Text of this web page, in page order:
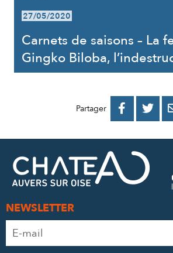
27/05/2020
Carnets de saisons – La
Gingko Biloba,
Partager  
NEWSLETTER
Adresse
e-